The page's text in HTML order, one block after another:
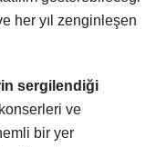
her yıl zenginleşen
sergilendiği
ve
bir yer